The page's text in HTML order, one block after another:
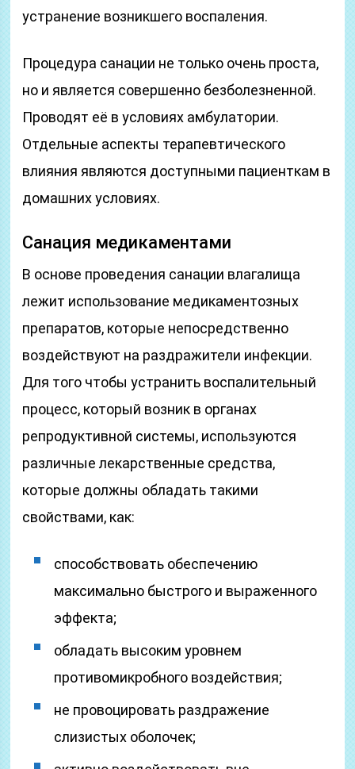
устранение возникшего воспаления.
Процедура санации не только очень проста,
но и является совершенно безболезненной.
Проводят её в условиях амбулатории.
Отдельные аспекты терапевтического
влияния являются доступными пациенткам в
домашних условиях.
Санация медикаментами
В основе проведения санации влагалища
лежит использование медикаментозных
препаратов, которые непосредственно
воздействуют на раздражители инфекции.
Для того чтобы устранить воспалительный
процесс, который возник в органах
репродуктивной системы, используются
различные лекарственные средства,
которые должны обладать такими
свойствами, как:
способствовать обеспечению
максимально быстрого и выраженного
эффекта;
обладать высоким уровнем
противомикробного воздействия;
не провоцировать раздражение
слизистых оболочек;